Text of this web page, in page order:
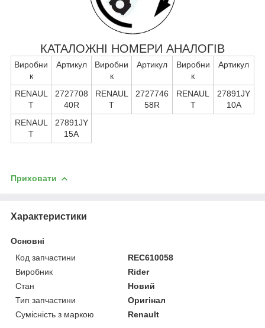
КАТАЛОЖНІ НОМЕРИ АНАЛОГІВ
Виробни
к
Артикул
Виробни
к
Артикул
Виробни
к
Артикул
RENAUL
T
2727708
40R
RENAUL
T
2727746
58R
RENAUL
T
27891JY
10A
RENAUL
T
27891JY
15A
Приховати
Характеристики
Основні
Код запчастини
REC610058
Виробник
Rider
Стан
Новий
Тип запчастини
Оригінал
Сумісність з маркою
Renault